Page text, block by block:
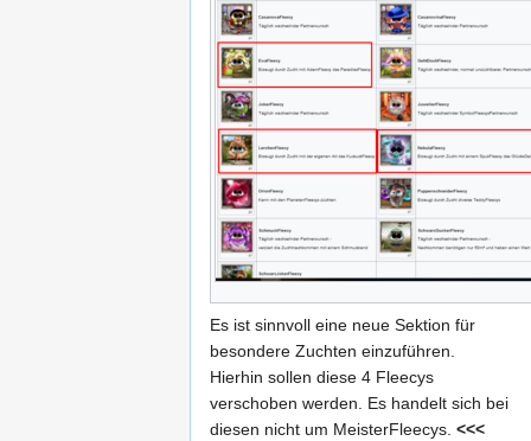
Es ist sinnvoll eine neue Sektion für
besondere Zuchten einzuführen.
Hierhin sollen diese 4 Fleecys
verschoben werden. Es handelt sich bei
diesen nicht um MeisterFleecys. <<<